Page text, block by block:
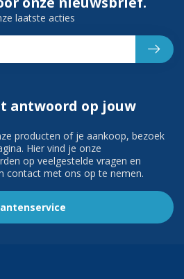
antwoord op jouw
producten of je aankoop, bezoek
Hier vind je onze
op veelgestelde vragen en
contact met ons op te nemen.
laatste acties